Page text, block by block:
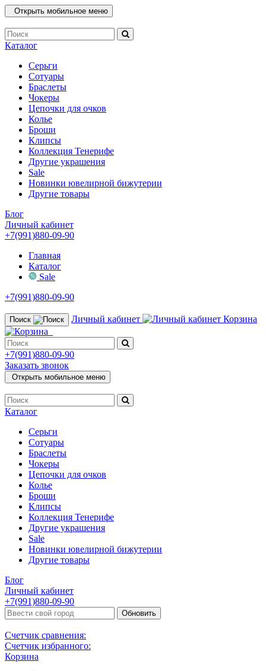
Открыть мобильное меню
Каталог
Серьги
Сотуары
Браслеты
Чокеры
Цепочки для очков
Колье
Броши
Клипсы
Коллекция Тенерифе
Другие украшения
Sale
Новинки ювелирной бижутерии
Другие товары
Блог
Личный кабинет
+7(991)880-09-90
Главная
Каталог
Sale
+7(991)880-09-90
Поиск Личный кабинет Корзина
+7(991)880-09-90
Заказать звонок
Открыть мобильное меню
Каталог
Серьги
Сотуары
Браслеты
Чокеры
Цепочки для очков
Колье
Броши
Клипсы
Коллекция Тенерифе
Другие украшения
Sale
Новинки ювелирной бижутерии
Другие товары
Блог
Личный кабинет
+7(991)880-09-90
Обновить
Счетчик сравнения:
Счетчик избранного:
Корзина